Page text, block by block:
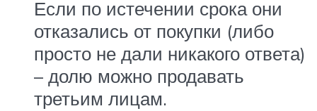
Если по истечении срока они
отказались от покупки (либо
просто не дали никакого ответа)
– долю можно продавать
третьим лицам.